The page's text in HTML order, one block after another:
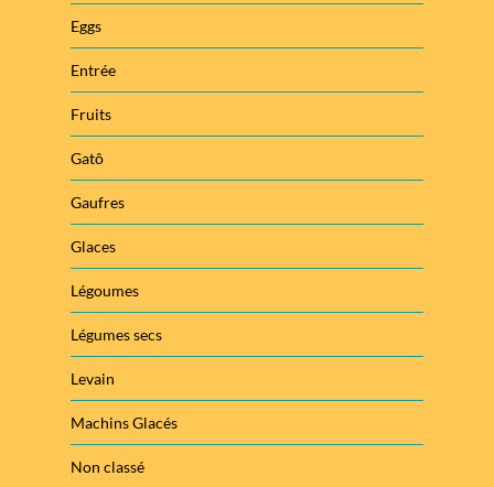
Eggs
Entrée
Fruits
Gatô
Gaufres
Glaces
Légoumes
Légumes secs
Levain
Machins Glacés
Non classé